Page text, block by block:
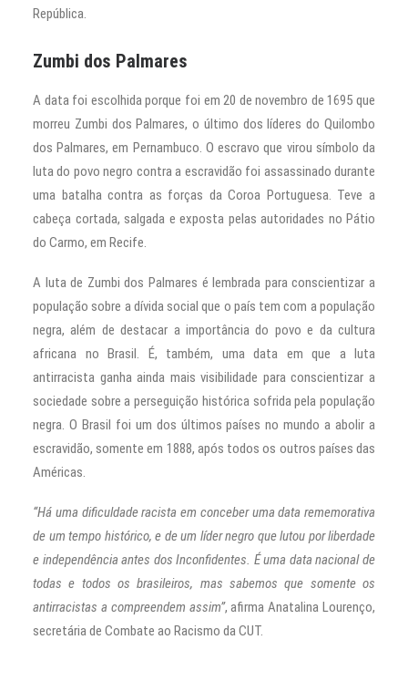
República.
Zumbi dos Palmares
A data foi escolhida porque foi em 20 de novembro de 1695 que
morreu Zumbi dos Palmares, o último dos líderes do Quilombo
dos Palmares, em Pernambuco. O escravo que virou símbolo da
luta do povo negro contra a escravidão foi assassinado durante
uma batalha contra as forças da Coroa Portuguesa. Teve a
cabeça cortada, salgada e exposta pelas autoridades no Pátio
do Carmo, em Recife.
A luta de Zumbi dos Palmares é lembrada para conscientizar a
população sobre a dívida social que o país tem com a população
negra, além de destacar a importância do povo e da cultura
africana no Brasil. É, também, uma data em que a luta
antirracista ganha ainda mais visibilidade para conscientizar a
sociedade sobre a perseguição histórica sofrida pela população
negra. O Brasil foi um dos últimos países no mundo a abolir a
escravidão, somente em 1888, após todos os outros países das
Américas.
“Há uma dificuldade racista em conceber uma data rememorativa
de um tempo histórico, e de um líder negro que lutou por liberdade
e independência antes dos Inconfidentes. É uma data nacional de
todas e todos os brasileiros, mas sabemos que somente os
antirracistas a compreendem assim”, afirma Anatalina Lourenço,
secretária de Combate ao Racismo da CUT.